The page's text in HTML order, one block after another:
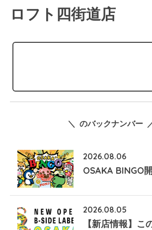
ロフト四街道店
＼ のバックナンバー
2026.08.06
OSAKA BINGO
2026.08.05
【新店情報】こ